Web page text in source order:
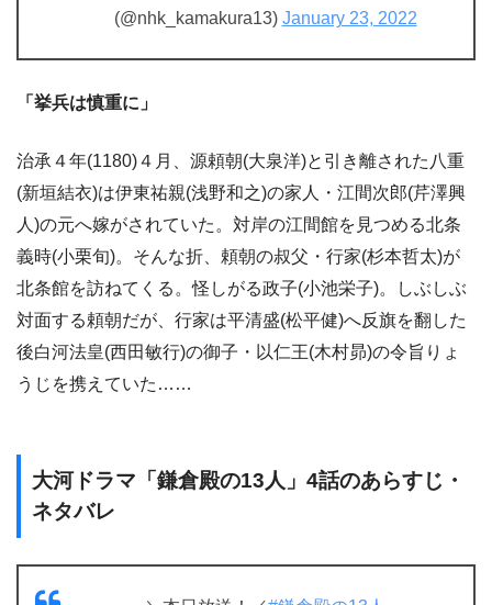
(@nhk_kamakura13) January 23, 2022
「挙兵は慎重に」
治承４年(1180)４月、源頼朝(大泉洋)と引き離された八重
(新垣結衣)は伊東祐親(浅野和之)の家人・江間次郎(芹澤興
人)の元へ嫁がされていた。対岸の江間館を見つめる北条
義時(小栗旬)。そんな折、頼朝の叔父・行家(杉本哲太)が
北条館を訪ねてくる。怪しがる政子(小池栄子)。しぶしぶ
対面する頼朝だが、行家は平清盛(松平健)へ反旗を翻した
後白河法皇(西田敏行)の御子・以仁王(木村昴)の令旨りょ
うじを携えていた……
大河ドラマ「鎌倉殿の13人」4話のあらすじ・
ネタバレ